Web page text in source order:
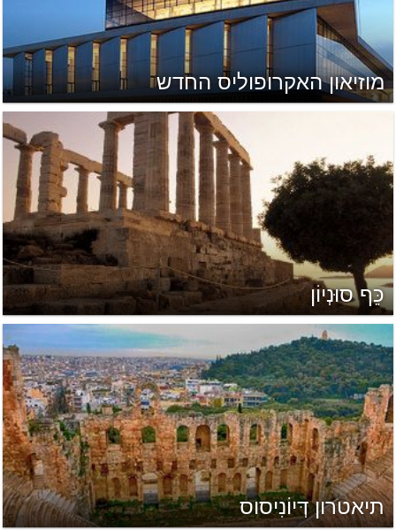
מוזיאון האקרופוליס החדש
כֵּף סוּנְיוֹן
תיאטרון דְּיוֹנִיסוס